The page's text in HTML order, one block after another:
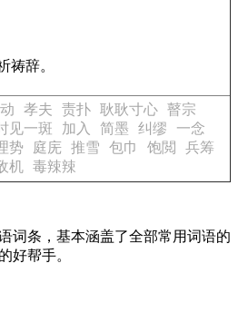
祷辞。
孝夫 责扑 耿耿寸心 瞽宗
见一斑 加入 简墨 纠缪
一念
势 庭庑 推雪 包巾 饱閲
兵筹
机 毒辣辣
词条，基本涵盖了全部常用词语的
好帮手。